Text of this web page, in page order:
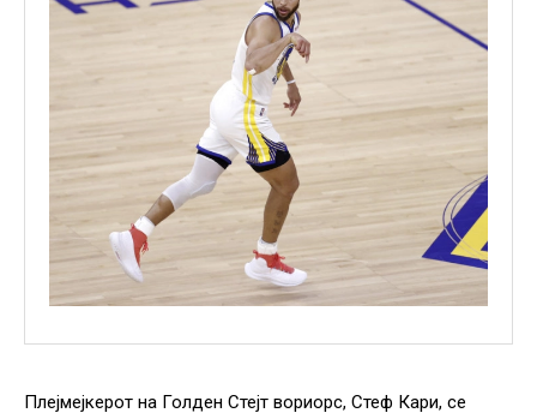
Плејмејкерот на Голден Стејт вориорс, Стеф Кари, се